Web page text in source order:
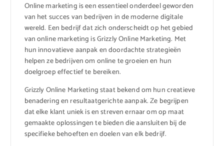
Online marketing is een essentieel onderdeel geworden
van het succes van bedrijven in de moderne digitale
wereld. Een bedrijf dat zich onderscheidt op het gebied
van online marketing is Grizzly Online Marketing. Met
hun innovatieve aanpak en doordachte strategieën
helpen ze bedrijven om online te groeien en hun
doelgroep effectief te bereiken.
Grizzly Online Marketing staat bekend om hun creatieve
benadering en resultaatgerichte aanpak. Ze begrijpen
dat elke klant uniek is en streven ernaar om op maat
gemaakte oplossingen te bieden die aansluiten bij de
specifieke behoeften en doelen van elk bedrijf.